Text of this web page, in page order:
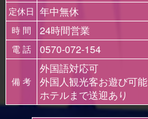
定休日 年中無休
時 間 24時間営業
電 話 0570-072-154
備 考
外国語対応可
外国人観光客お遊び可能
ホテルまで送迎あり